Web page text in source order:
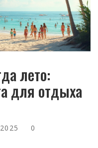
лето:
для отдыха
0